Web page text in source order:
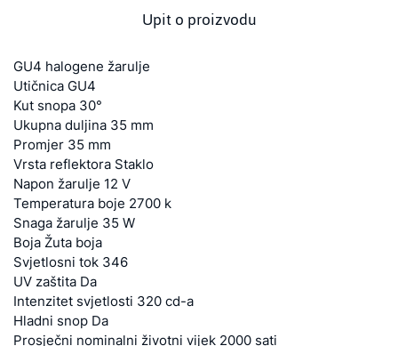
Upit o proizvodu
GU4 halogene žarulje
Utičnica GU4
Kut snopa 30°
Ukupna duljina 35 mm
Promjer 35 mm
Vrsta reflektora Staklo
Napon žarulje 12 V
Temperatura boje 2700 k
Snaga žarulje 35 W
Boja Žuta boja
Svjetlosni tok 346
UV zaštita Da
Intenzitet svjetlosti 320 cd-a
Hladni snop Da
Prosječni nominalni životni vijek 2000 sati